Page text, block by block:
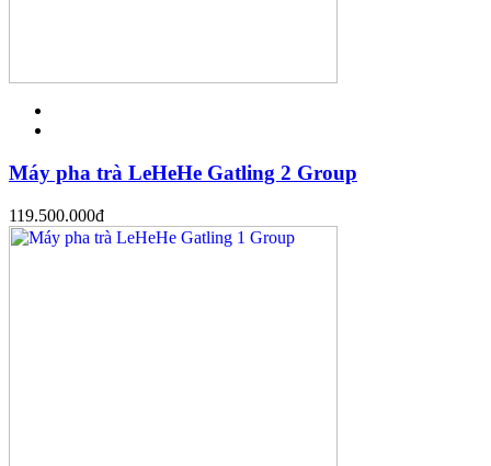
Máy pha trà LeHeHe Gatling 2 Group
119.500.000đ